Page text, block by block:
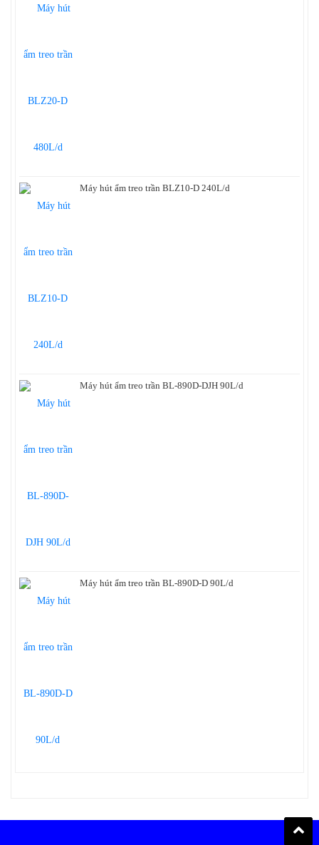
Máy hút ẩm treo trần BLZ10-D 240L/d
Máy hút ẩm treo trần BL-890D-DJH 90L/d
Máy hút ẩm treo trần BL-890D-D 90L/d